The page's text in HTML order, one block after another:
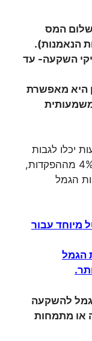
המס
השקעה- עד
היא מאפשרת
יכלו לגבות
עבורם הם : 1.05% מהצבירה ובנוסף 4% מההפקדות,
הגמל
מיוחד עבור
הגמל
גמל להשקעה
או מתמחות